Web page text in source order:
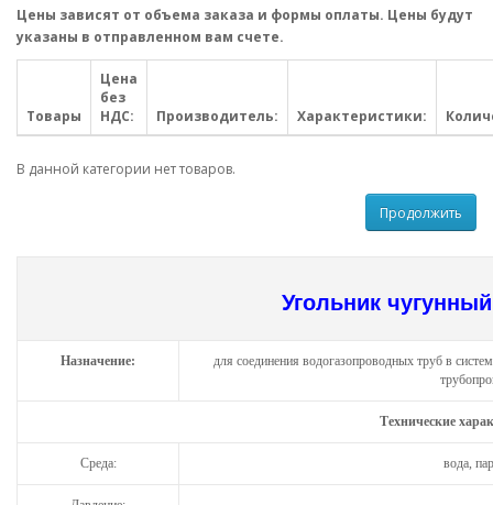
Цены зависят от объема заказа и формы оплаты. Цены будут
указаны в отправленном вам счете.
Товары
Цена
без
НДС:
Производитель: Характеристики:
В данной категории нет товаров.
Продолжить
Угольник
Назначение:
для соединения водогазопроводных труб в
Технические
Среда: вода,